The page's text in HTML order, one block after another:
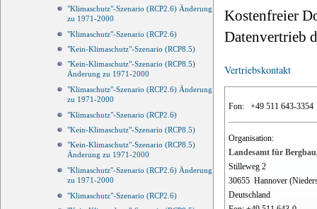
"Klimaschutz"-Szenario (RCP2.6) Änderung
zu 1971-2000
"Klimaschutz"-Szenario (RCP2.6)
"Kein-Klimaschutz"-Szenario (RCP8.5)
"Kein-Klimaschutz"-Szenario (RCP8.5)
Änderung zu 1971-2000
"Klimaschutz"-Szenario (RCP2.6) Änderung
zu 1971-2000
"Klimaschutz"-Szenario (RCP2.6)
"Kein-Klimaschutz"-Szenario (RCP8.5)
"Kein-Klimaschutz"-Szenario (RCP8.5)
Änderung zu 1971-2000
"Klimaschutz"-Szenario (RCP2.6) Änderung
zu 1971-2000
"Klimaschutz"-Szenario (RCP2.6)
Kostenfreier
Datenvertrieb
Vertriebskontakt
Fon: +49 511 643-3354
Organisation:
Landesamt für
Stilleweg 2
30655 Hannover
Deutschland